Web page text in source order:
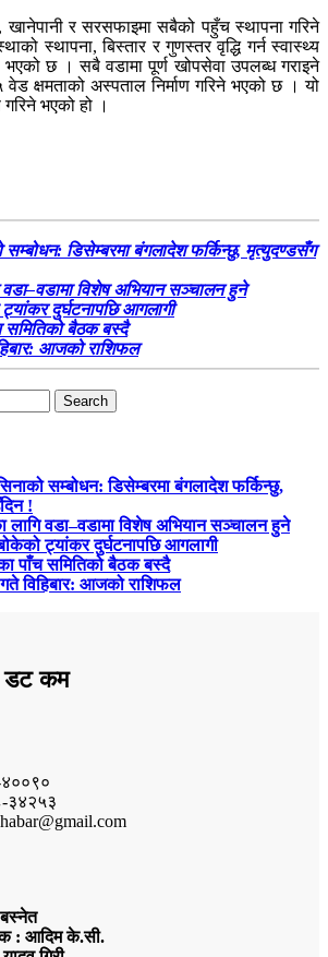
खानेपानी र सरसफाइमा सबैको पहुँच स्थापना गरिने
स्थापना, बिस्तार र गुणस्तर वृद्धि गर्न स्वास्थ्य
भएको छ । सबै वडामा पूर्ण खोपसेवा उपलब्ध गराइने
क्षमताको अस्पताल निर्माण गरिने भएको छ । यो
गरिने भएको हो ।
सम्बोधन: डिसेम्बरमा बंगलादेश फर्किन्छु, मृत्युदण्डसँग
वडा–वडामा विशेष अभियान सञ्चालन हुने
दुर्घटनापछि आगलागी
बैठक बस्दै
आजको राशिफल
सम्बोधन: डिसेम्बरमा बंगलादेश फर्किन्छु,
!
लागि वडा–वडामा विशेष अभियान सञ्चालन हुने
ट्यांकर दुर्घटनापछि आगलागी
पाँच समितिको बैठक बस्दै
विहिबार: आजको राशिफल
डट कम
: आदिम के.सी.